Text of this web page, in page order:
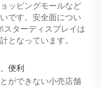
ッピングモールなど
です。安全面につい
ターディスプレイは
となっています。
便利
ができない小売店舗